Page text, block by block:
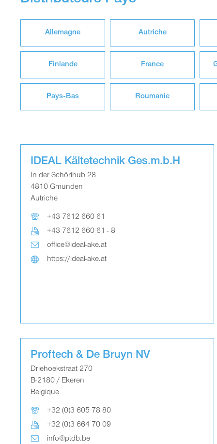
Allemagne Autriche
Finlande France
Pays-Bas Roumanie
IDEAL Kältetechnik Ges.m.b.H
In der Schörihub 28
4810 Gmunden
Autriche
+43 7612 660 61
+43 7612 660 61 - 8
office@ideal-ake.at
https://ideal-ake.at
Proftech & De Bruyn NV
Driehoekstraat 270
B-2180 / Ekeren
Belgique
+32 (0)3 605 78 80
+32 (0)3 664 70 09
info@ptdb.be